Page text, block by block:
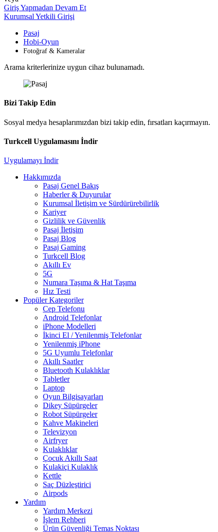
Giriş Yapmadan Devam Et
Kurumsal Yetkili Girişi
Pasaj
Hobi-Oyun
Fotoğraf & Kameralar
Arama kriterlerinize uygun cihaz bulunamadı.
Bizi Takip Edin
Sosyal medya hesaplarımızdan bizi takip edin, fırsatları kaçırmayın.
Turkcell Uygulamasını İndir
Uygulamayı İndir
Hakkımızda
Pasaj Genel Bakış
Haberler & Duyurular
Kurumsal İletişim ve Sürdürürebilirlik
Kariyer
Gizlilik ve Güvenlik
Pasaj İletişim
Pasaj Blog
Pasaj Gaming
Turkcell Blog
Akıllı Ev
5G
Numara Taşıma & Hat Taşıma
Hız Testi
Popüler Kategoriler
Cep Telefonu
Android Telefonlar
iPhone Modelleri
İkinci El / Yenilenmiş Telefonlar
Yenilenmiş iPhone
5G Uyumlu Telefonlar
Akıllı Saatler
Bluetooth Kulaklıklar
Tabletler
Laptop
Oyun Bilgisayarları
Dikey Süpürgeler
Robot Süpürgeler
Kahve Makineleri
Televizyon
Airfryer
Kulaklıklar
Çocuk Akıllı Saat
Kulakiçi Kulaklık
Kettle
Saç Düzleştirici
Airpods
Yardım
Yardım Merkezi
İşlem Rehberi
Ürün Güvenliği Temas Noktası